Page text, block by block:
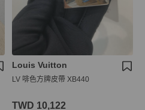
Louis Vuitton
LV 啡色方牌皮帶 XB440
TWD 10,122